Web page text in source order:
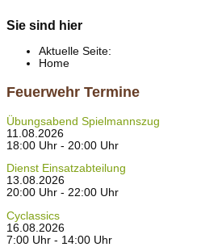
Sie sind hier
Aktuelle Seite:
Home
Feuerwehr Termine
Übungsabend Spielmannszug
11.08.2026
18:00 Uhr - 20:00 Uhr
Dienst Einsatzabteilung
13.08.2026
20:00 Uhr - 22:00 Uhr
Cyclassics
16.08.2026
7:00 Uhr - 14:00 Uhr